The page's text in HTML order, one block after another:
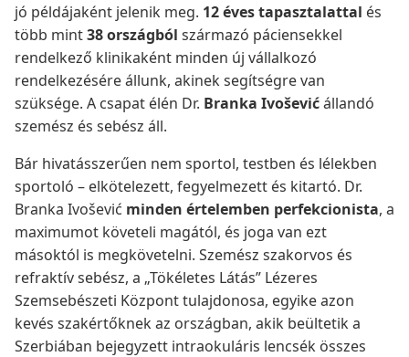
jó példájaként jelenik meg. 12 éves tapasztalattal és
több mint38 országból származó páciensekkel
rendelkező klinikaként minden új vállalkozó
rendelkezésére állunk, akinek segítségre van
szüksége. A csapat élén Dr. Branka Ivoševićállandó
szemész és sebész áll.
Bár hivatásszerűen nem sportol, testben és lélekben
sportoló – elkötelezett, fegyelmezett és kitartó. Dr.
Branka Ivošević minden értelemben perfekcionista, a
maximumot követeli magától, és joga van ezt
másoktól is megkövetelni. Szemész szakorvos és
refraktív sebész, a „Tökéletes Látás” Lézeres
Szemsebészeti Központ tulajdonosa, egyike azon
kevés szakértőknek az országban, akik beültetik a
Szerbiában bejegyzett intraokuláris lencsék összes